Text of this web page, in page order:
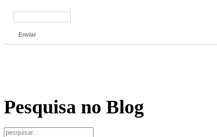
Enviar
Pesquisa no Blog